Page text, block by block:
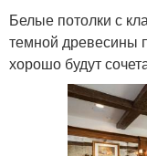
Белые потолки с
темной древесины
хорошо будут